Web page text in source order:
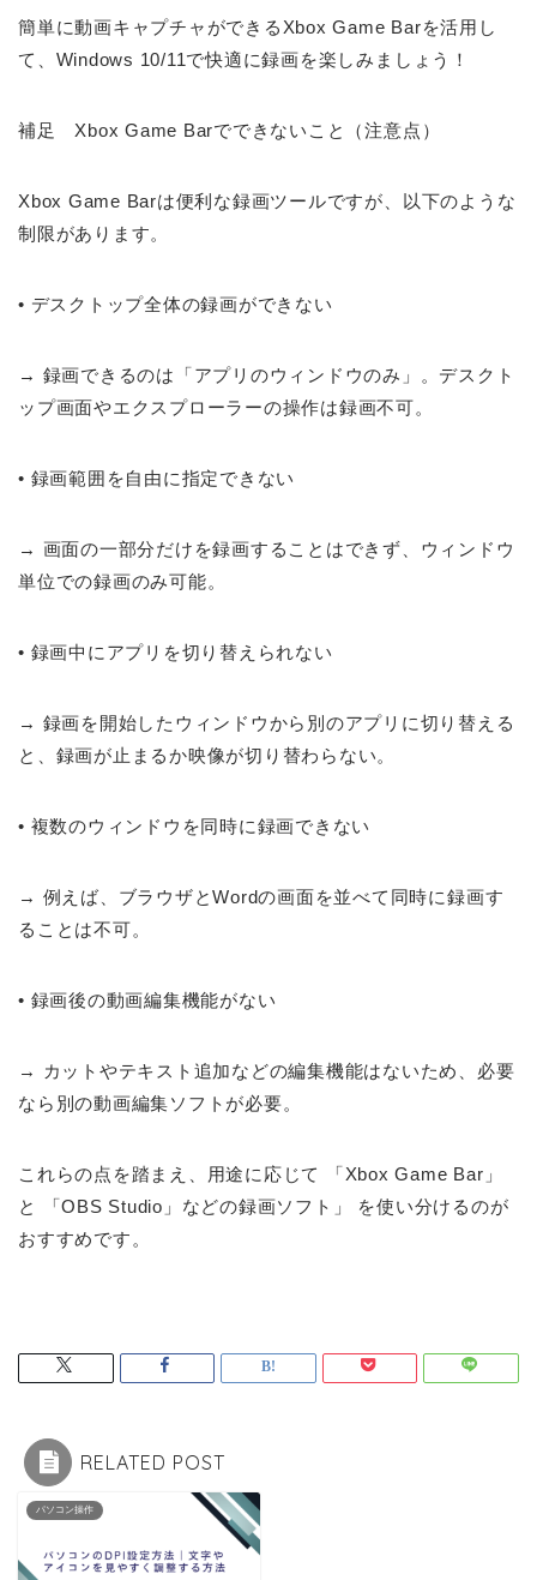
簡単に動画キャプチャができるXbox Game Barを活用し
て、Windows 10/11で快適に録画を楽しみましょう！
補足 Xbox Game Barでできないこと（注意点）
Xbox Game Barは便利な録画ツールですが、以下のような
制限があります。
• デスクトップ全体の録画ができない
→ 録画できるのは「アプリのウィンドウのみ」。デスクト
ップ画面やエクスプローラーの操作は録画不可。
• 録画範囲を自由に指定できない
→ 画面の一部分だけを録画することはできず、ウィンドウ
単位での録画のみ可能。
• 録画中にアプリを切り替えられない
→ 録画を開始したウィンドウから別のアプリに切り替える
と、録画が止まるか映像が切り替わらない。
• 複数のウィンドウを同時に録画できない
→ 例えば、ブラウザとWordの画面を並べて同時に録画す
ることは不可。
• 録画後の動画編集機能がない
→ カットやテキスト追加などの編集機能はないため、必要
なら別の動画編集ソフトが必要。
これらの点を踏まえ、用途に応じて 「Xbox Game Bar」
と 「OBS Studio」などの録画ソフト」 を使い分けるのが
おすすめです。
RELATED POST
パソコン操作